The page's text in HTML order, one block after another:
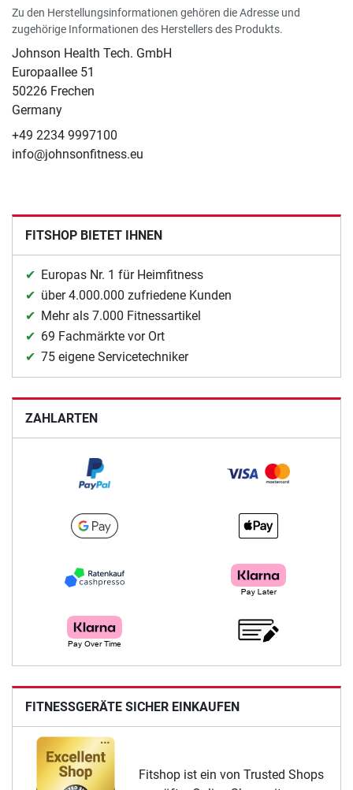
Zu den Herstellungsinformationen gehören die Adresse und
zugehörige Informationen des Herstellers des Produkts.
Johnson Health Tech. GmbH
Europaallee 51
50226 Frechen
Germany
+49 2234 9997100
info@johnsonfitness.eu
FITSHOP BIETET IHNEN
Europas Nr. 1 für Heimfitness
über 4.000.000 zufriedene Kunden
Mehr als 7.000 Fitnessartikel
69 Fachmärkte vor Ort
75 eigene Servicetechniker
ZAHLARTEN
FITNESSGERÄTE SICHER EINKAUFEN
Fitshop ist ein von Trusted Shops